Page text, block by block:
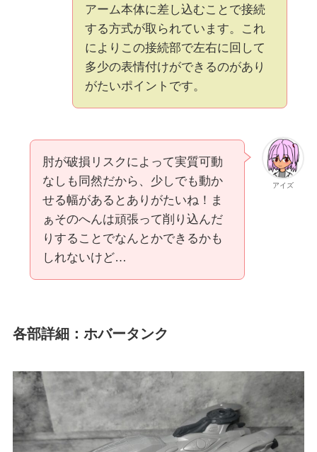
アーム本体に差し込むことで接続
する方式が取られています。これ
によりこの接続部で左右に回して
多少の表情付けができるのがあり
がたいポイントです。
アイズ
肘が破損リスクによって実質可動
なしも同然だから、少しでも動か
せる幅があるとありがたいね！ま
ぁそのへんは頑張って削り込んだ
りすることでなんとかできるかも
しれないけど…
各部詳細：ホバータンク